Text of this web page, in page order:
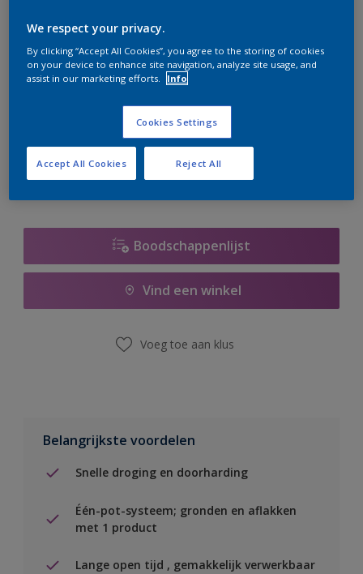
Bereken
Op dit moment is het niet mogelijk dit product online
te bestellen. Houd de website in de gaten, we werken
er hard aan om de voorraad aan te vullen.
Boodschappenlijst
Vind een winkel
Voeg toe aan klus
Belangrijkste voordelen
Snelle droging en doorharding
Één-pot-systeem; gronden en aflakken
met 1 product
Lange open tijd , gemakkelijk verwerkbaar
We respect your privacy.
By clicking “Accept All Cookies”, you agree to the storing of cookies
on your device to enhance site navigation, analyze site usage, and
assist in our marketing efforts.
Info
Cookies Settings
Reject All
Accept All Cookies